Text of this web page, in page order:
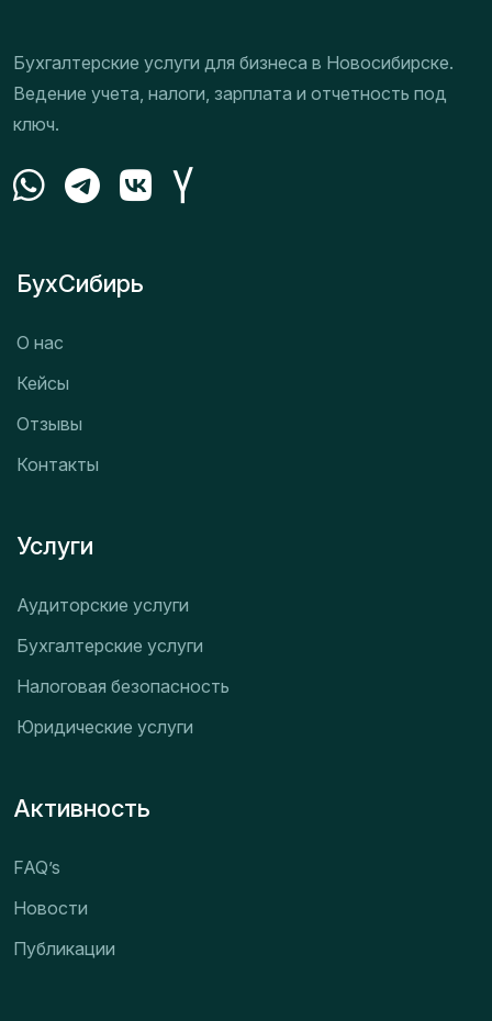
Бухгалтерские услуги для бизнеса в Новосибирске.
Ведение учета, налоги, зарплата и отчетность под
ключ.
БухСибирь
О нас
Кейсы
Отзывы
Контакты
Услуги
Аудиторские услуги
Бухгалтерские услуги
Налоговая безопасность
Юридические услуги
Активность
FAQ’s
Новости
Публикации